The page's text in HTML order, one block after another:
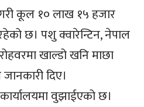
कूल १० लाख १५ हजार
छ। पशु क्वारेन्टिन, नेपाल
खाल्डो खनि माछा
दिए।
वुझाईएको छ।